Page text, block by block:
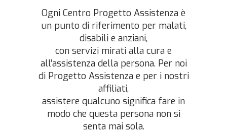
Ogni Centro Progetto Assistenza è
un punto di riferimento per malati,
disabili e anziani,
con servizi mirati alla cura e
all’assistenza della persona. Per noi
di Progetto Assistenza e per i nostri
affiliati,
assistere qualcuno significa fare in
modo che questa persona non si
senta mai sola.